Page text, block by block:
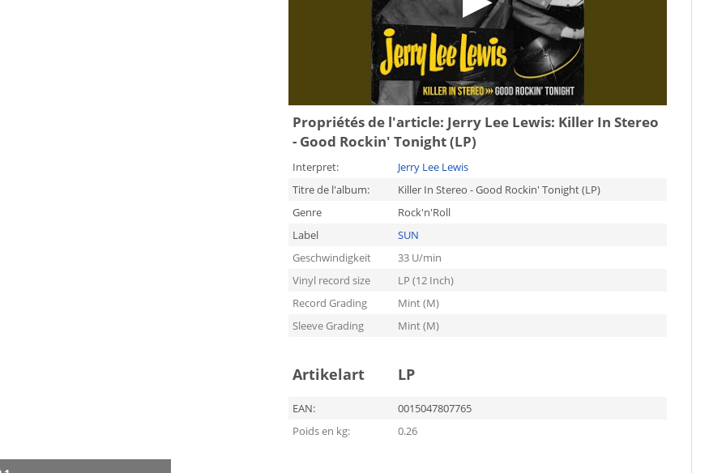
Propriétés de l'article: Jerry Lee Lewis: Killer In Stereo
- Good Rockin' Tonight (LP)
Interpret:
Jerry Lee Lewis
Titre de l'album:
Killer In Stereo - Good Rockin' Tonight (LP)
Genre
Rock'n'Roll
Label
SUN
Geschwindigkeit
33 U/min
Vinyl record size
LP (12 Inch)
Record Grading
Mint (M)
Sleeve Grading
Mint (M)
Artikelart LP
EAN:
0015047807765
Poids en kg:
0.26